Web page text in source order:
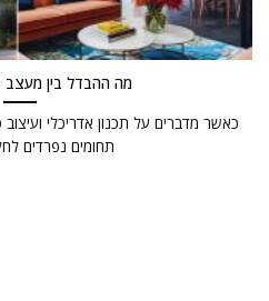
מה ההבדל בין מעצב
כאשר מדברים על תכנון אדריכלי
תחומים נפרדים